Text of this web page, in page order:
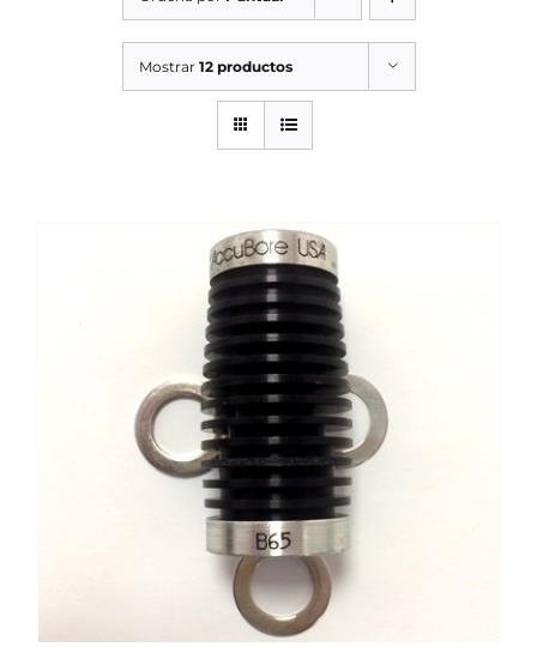
SERVICIOS TALLER
SERVICIOS TALLER
Mostrar 12 productos